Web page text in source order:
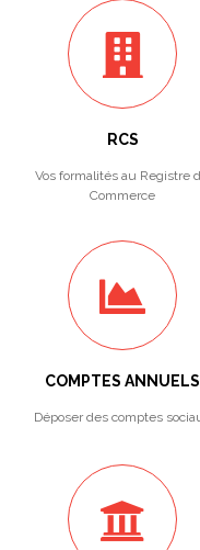
RCS
Vos formalités au Registre
Commerce
COMPTES ANNUELS
Déposer des comptes